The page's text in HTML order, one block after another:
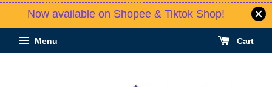
Now available on Shopee & Tiktok Shop!
Menu Cart